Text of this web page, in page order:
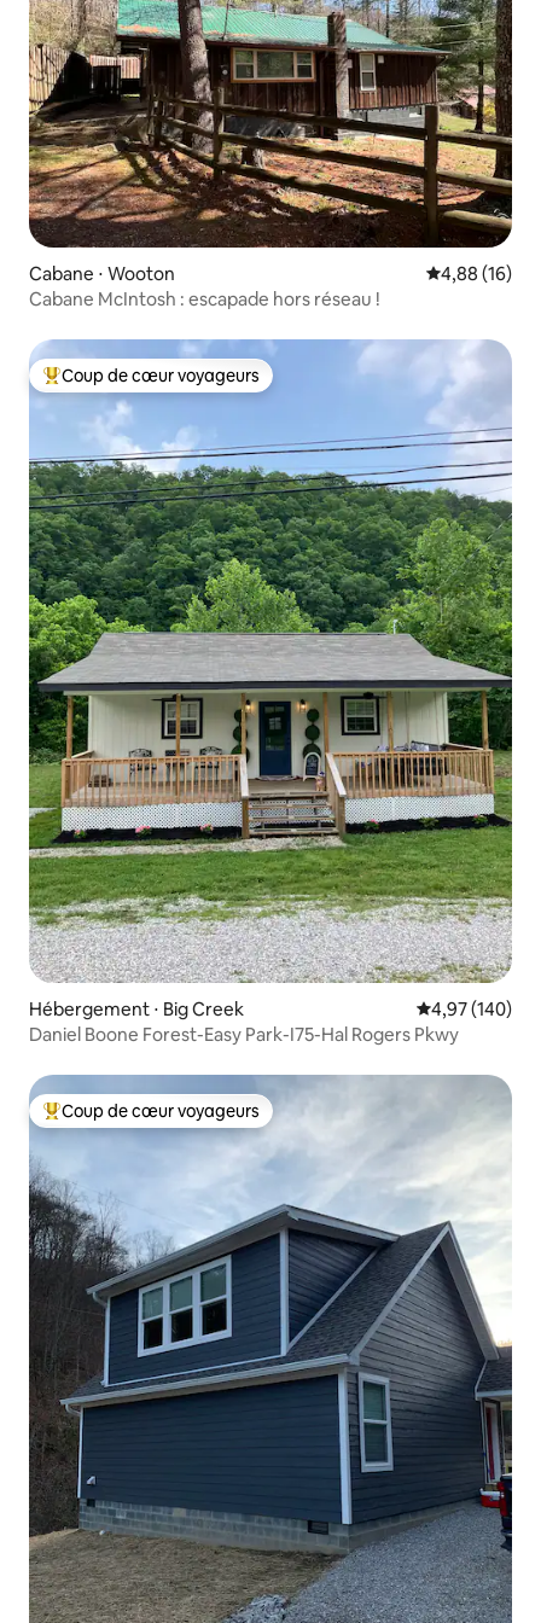
Cabane ⋅ Wooton Évaluation
4,88 (16)
Cabane McIntosh : escapade hors réseau !
Coups de cœur voyageurs les plus appréciés
Coup de cœur voyageurs
Hébergement ⋅ Big Creek Évaluation
4,97 (140)
Daniel Boone Forest-Easy Park-I75-Hal Rogers Pkwy
Coups de cœur voyageurs les plus appréciés
Coup de cœur voyageurs